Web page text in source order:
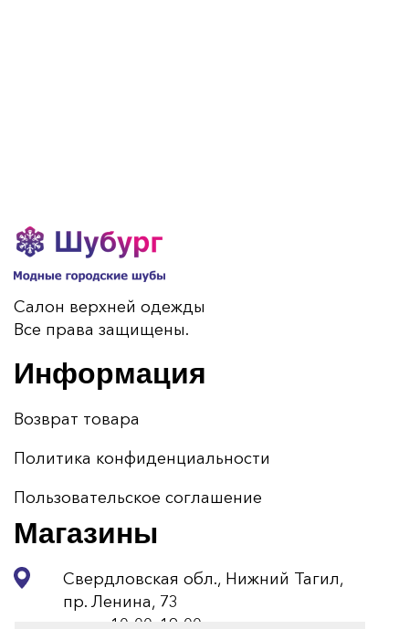
Салон верхней одежды
Все права защищены.
Информация
Возврат товара
Политика конфиденциальности
Пользовательское соглашение
Магазины
Свердловская обл., Нижний Тагил,
пр. Ленина, 73
пн-вс 10:00–19:00